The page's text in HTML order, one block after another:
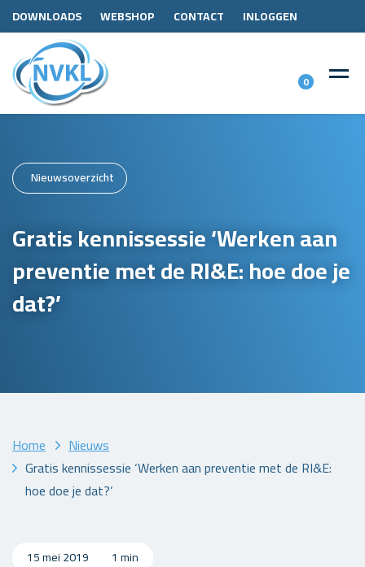
DOWNLOADS WEBSHOP CONTACT INLOGGEN
0
Nieuwsoverzicht
Gratis kennissessie ‘Werken aan
preventie met de RI&E: hoe doe je
dat?’
Home
Nieuws
Gratis kennissessie ‘Werken aan preventie met de RI&E:
hoe doe je dat?’
15 mei 2019 1 min